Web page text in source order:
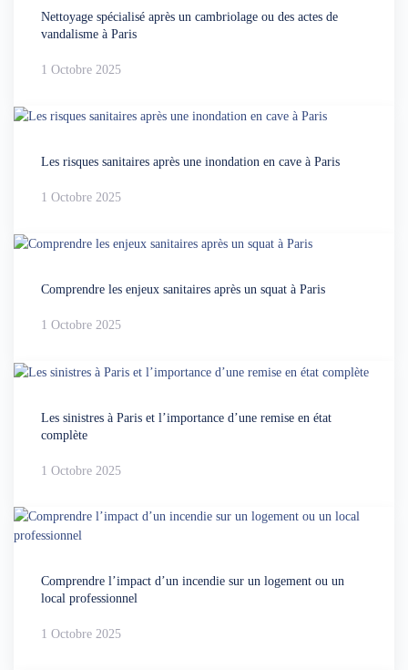
Nettoyage spécialisé après un cambriolage ou des actes de
vandalisme à Paris
1 Octobre 2025
Les risques sanitaires après une inondation en cave à Paris
1 Octobre 2025
Comprendre les enjeux sanitaires après un squat à Paris
1 Octobre 2025
Les sinistres à Paris et l’importance d’une remise en état
complète
1 Octobre 2025
Comprendre l’impact d’un incendie sur un logement ou un
local professionnel
1 Octobre 2025